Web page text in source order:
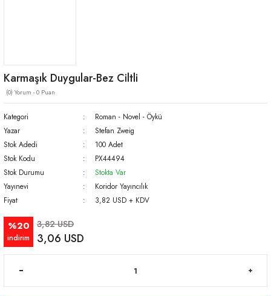
Karmaşık Duygular-Bez Ciltli
(0) Yorum - 0 Puan
Kategori
Roman - Novel - Öykü
Yazar
Stefan Zweig
Stok Adedi
100 Adet
Stok Kodu
PX44494
Stok Durumu
Stokta Var
Yayınevi
Koridor Yayıncılık
Fiyat
3,82 USD + KDV
%20
indirim
3,82 USD
3,06 USD